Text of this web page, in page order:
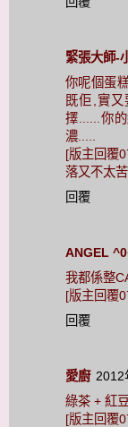
緊張大師-
你呢個蛋
既佢,實
擇......你
濃.....
[版主回覆
落又不太
回覆
ANGEL
我都係整
[版主回覆
回覆
愛廚 2012
綠茶 + 紅
[版主回覆